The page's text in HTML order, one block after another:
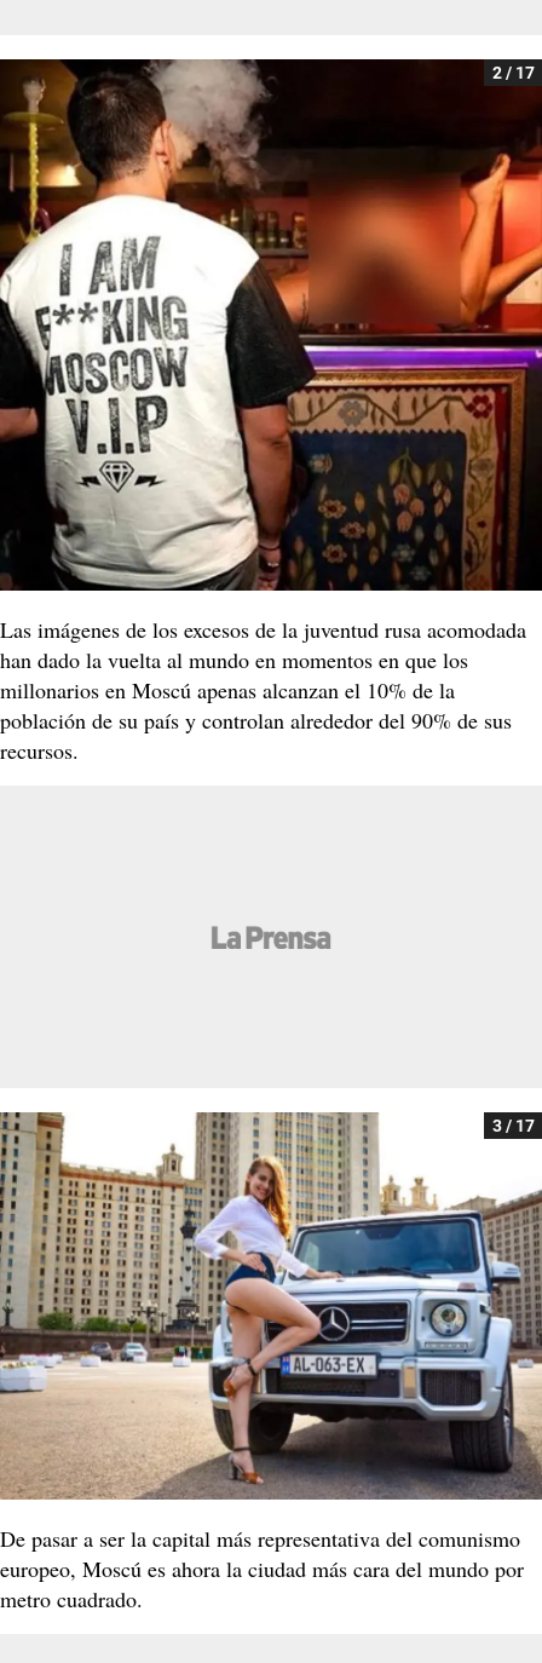
2 / 17
Las imágenes de los excesos de la juventud rusa acomodada
han dado la vuelta al mundo en momentos en que los
millonarios en Moscú apenas alcanzan el 10% de la
población de su país y controlan alrededor del 90% de sus
recursos.
3 / 17
De pasar a ser la capital más representativa del comunismo
europeo, Moscú es ahora la ciudad más cara del mundo por
metro cuadrado.